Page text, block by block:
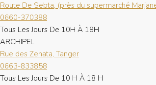
Route De Sebta, (près du supermarché
0660-370388
Tous Les Jours De 10H À 18H
ARCHIPEL
Rue des Zenata, Tanger
0663-833858
Tous Les Jours De 10 H À 18 H